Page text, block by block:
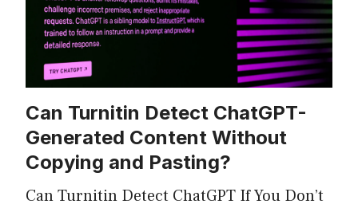
Can Turnitin Detect ChatGPT-
Generated Content Without
Copying and Pasting?
Can Turnitin Detect ChatGPT If You Don’t